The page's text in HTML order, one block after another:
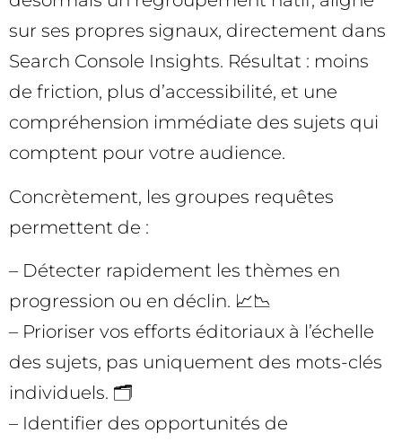
sur ses propres signaux, directement dans
Search Console Insights. Résultat : moins
de friction, plus d’accessibilité, et une
compréhension immédiate des sujets qui
comptent pour votre audience.
Concrètement, les groupes requêtes
permettent de :
– Détecter rapidement les thèmes en
progression ou en déclin. 📈📉
– Prioriser vos efforts éditoriaux à l’échelle
des sujets, pas uniquement des mots-clés
individuels. 🗂️
– Identifier des opportunités de